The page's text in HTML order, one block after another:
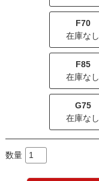
F70
在庫なし
F85
在庫なし
G75
在庫なし